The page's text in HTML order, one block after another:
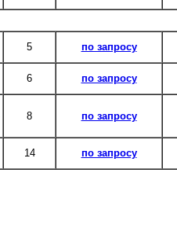
5 по запросу
6 по запросу
8 по запросу
14 по запросу